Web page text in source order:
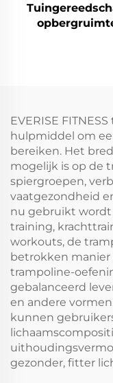
EVERISE
hulpmiddel om
bereiken. Het
mogelijk is op de
spiergroepen,
vaatgezondheid
nu gebruikt
training,
workouts, de
betrokken
trampoline-
gebalanceerd
en andere
kunnen
gezonder, fitter